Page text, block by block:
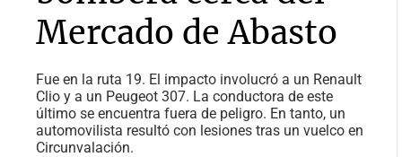
Mercado de Abasto
Fue en la ruta 19. El impacto involucró a un Renault
Clio y a un Peugeot 307. La conductora de este
último se encuentra fuera de peligro. En tanto, un
automovilista resultó con lesiones tras un vuelco en
Circunvalación.